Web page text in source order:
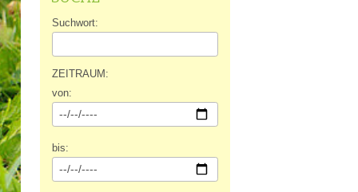
Suchwort:
ZEITRAUM:
von:
bis: